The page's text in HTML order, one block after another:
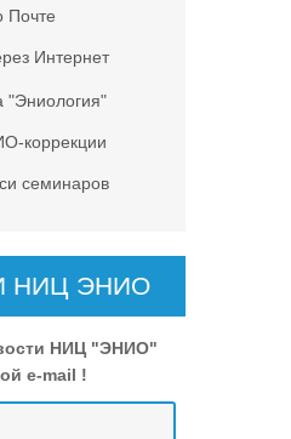
Почте
Интернет
"Эниология"
коррекции
семинаров
НИЦ ЭНИО
НИЦ "ЭНИО"
e-mail !